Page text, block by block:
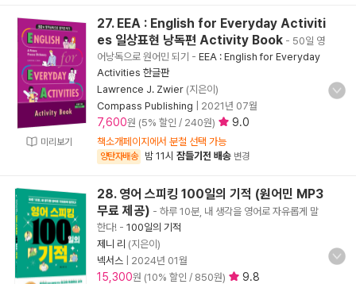
미리보기
27. EEA : English for Everyday Activiti
es 일상표현 낭독편 Activity Book - 50일 영
어낭독으로 원어민 되기 - EEA : English for Everyday
Activities 한글판
Lawrence J. Zwier (지은이)
Compass Publishing
2021년 07월
7,600원 (5% 할인 / 240원) 9.0
책소개페이지에서 분철 선택 가능
양탄자배송 밤 11시 잠들기전 배송 변경
28. 영어 스피킹 100일의 기적 (원어민 MP3
무료 제공) - 하루 10분, 내 생각을 영어로 자유롭게 말
한다! - 100일의 기적
제니 리 (지은이)
넥서스
2024년 01월
15,300원 (10% 할인 / 850원) 9.8